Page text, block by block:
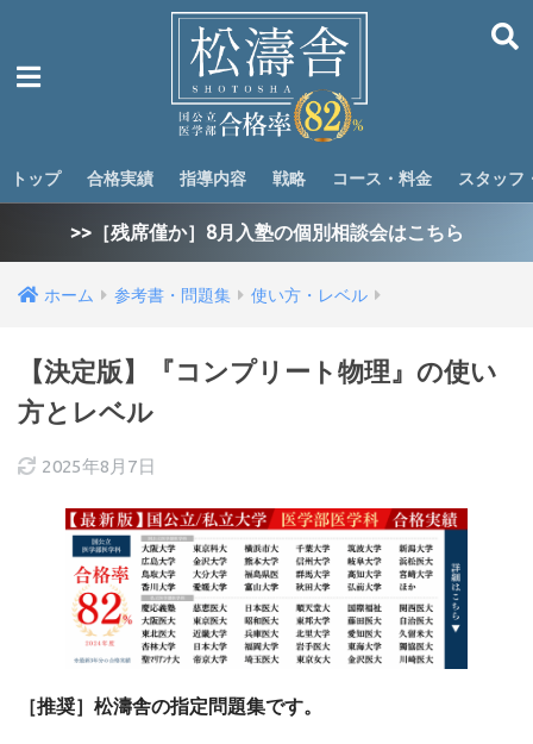
トップ 合格実績 指導内容 戦略 コース・料金 スタッフ
>>［残席僅か］8月入塾の個別相談会はこちら
ホーム 参考書・問題集 使い方・レベル
【決定版】『コンプリート物理』の使い
方とレベル
2025年8月7日
［推奨］松濤舎の指定問題集です。